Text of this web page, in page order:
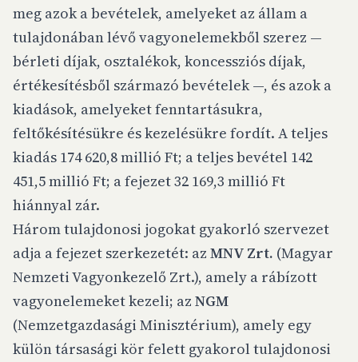
meg azok a bevételek, amelyeket az állam a
tulajdonában lévő vagyonelemekből szerez —
bérleti díjak, osztalékok, koncessziós díjak,
értékesítésből származó bevételek —, és azok a
kiadások, amelyeket fenntartásukra,
feltőkésítésükre és kezelésükre fordít. A teljes
kiadás 174 620,8 millió Ft; a teljes bevétel 142
451,5 millió Ft; a fejezet 32 169,3 millió Ft
hiánnyal zár.
Három tulajdonosi jogokat gyakorló szervezet
adja a fejezet szerkezetét: az MNV Zrt. (Magyar
Nemzeti Vagyonkezelő Zrt.), amely a rábízott
vagyonelemeket kezeli; az NGM
(Nemzetgazdasági Minisztérium), amely egy
külön társasági kör felett gyakorol tulajdonosi